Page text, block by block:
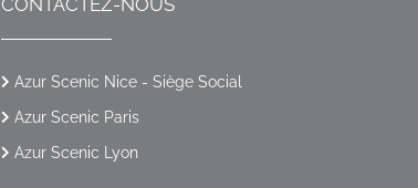
CONTACTEZ-NOUS
Azur Scenic Nice - Siège Social
Azur Scenic Paris
Azur Scenic Lyon